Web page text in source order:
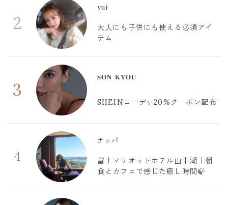
2
yui
大人にも子供にも使える必須アイ
テム
3
𝐒𝐎𝐍 𝐊𝐘𝐎𝐔
SHEINコーデ✨20%クーポン配布
4
ナッパ
富士マリオットホテル山中湖｜朝
食とカフェで感じた癒し時間🍃